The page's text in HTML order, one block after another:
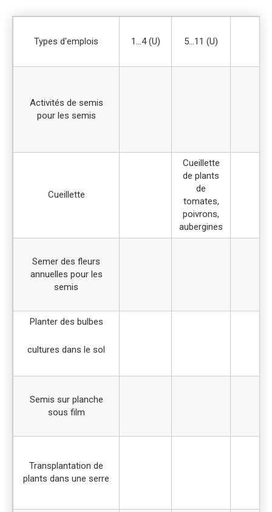
Types d'emplois 1…4 (U) 5…11 (U)
Activités de semis
pour les semis
Cueillette
Cueillette
de plants
de
tomates,
poivrons,
aubergines
Semer des fleurs
annuelles pour les
semis
Planter des bulbes
cultures dans le sol
Semis sur planche
sous film
Transplantation de
plants dans une serre